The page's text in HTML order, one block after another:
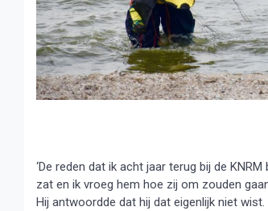
‘De reden dat ik acht jaar terug bij de
zat en ik vroeg hem hoe zij om zouden
Hij antwoordde dat hij dat eigenlijk niet